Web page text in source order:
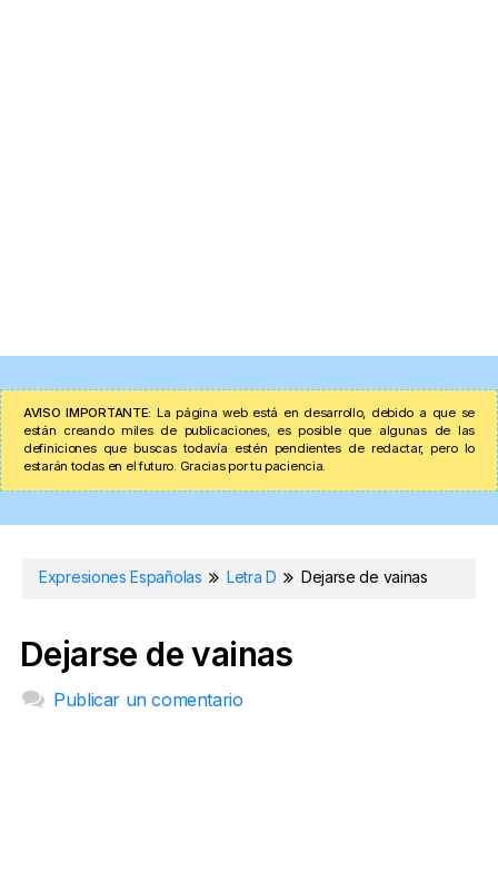
AVISO IMPORTANTE: La página web está en desarrollo, debido a que se
están creando miles de publicaciones, es posible que algunas de las
definiciones que buscas todavía estén pendientes de redactar, pero lo
estarán todas en el futuro. Gracias por tu paciencia.
Expresiones Españolas Letra D Dejarse de vainas
Dejarse de vainas
Publicar un comentario